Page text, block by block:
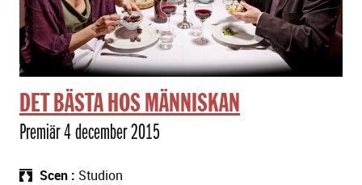
DET BÄSTA HOS MÄNNISKAN
Premiär 4 december 2015
Scen Studion